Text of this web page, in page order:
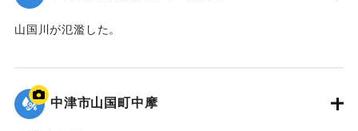
山国川が氾濫した。
｜固有コード:09922039
中津市山国町中摩